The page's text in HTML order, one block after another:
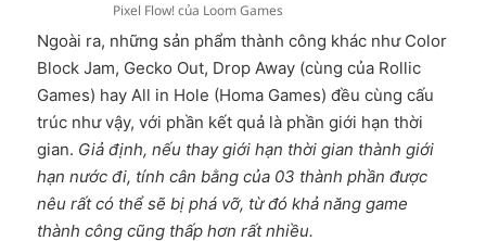
Pixel Flow! của Loom Games
Ngoài ra, những sản phẩm thành công khác như Color
Block Jam, Gecko Out, Drop Away (cùng của Rollic
Games) hay All in Hole (Homa Games) đều cùng cấu
trúc như vậy, với phần kết quả là phần giới hạn thời
gian. Giả định, nếu thay giới hạn thời gian thành giới
hạn nước đi, tính cân bằng của 03 thành phần được
nêu rất có thể sẽ bị phá vỡ, từ đó khả năng game
thành công cũng thấp hơn rất nhiều.